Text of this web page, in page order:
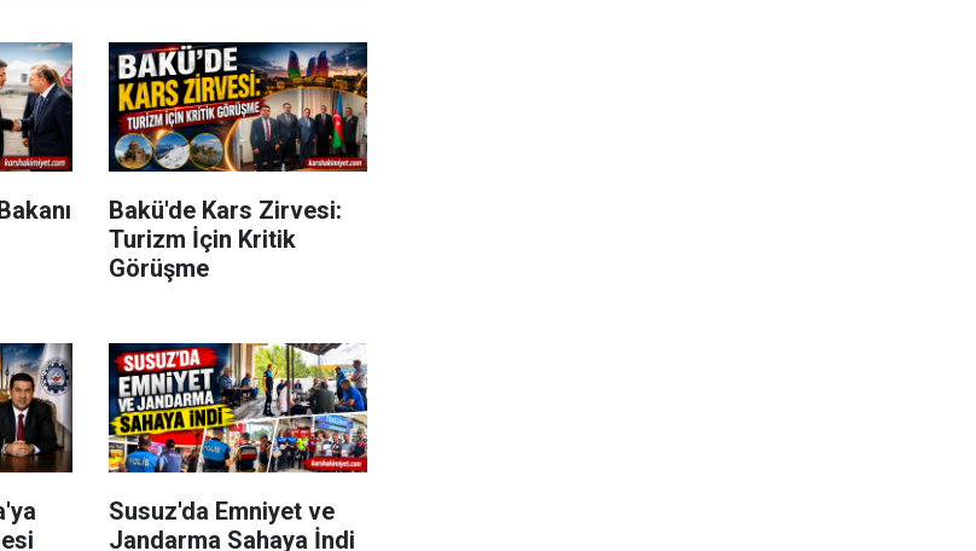
Bakü'de Kars Zirvesi:
Turizm İçin Kritik
Görüşme
Susuz'da Emniyet ve
Jandarma Sahaya İndi